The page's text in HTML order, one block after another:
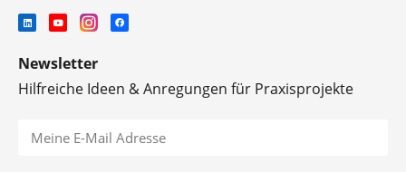
Newsletter
Hilfreiche Ideen & Anregungen für Praxisprojekte